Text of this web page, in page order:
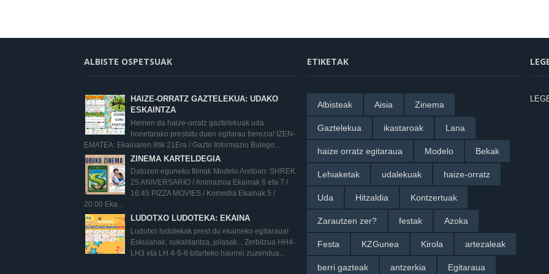
ALBISTE OSPETSUAK
HAIZE-ORRATZ GAZTELEKUA: UDAKO
ESKAINTZA
Hemen da haize-orratz gaztelekuak uda
honetarako prestatu duen egitarau berezia! IZEN-
EMATEA: Ekainaren 8tik 21Era / Gazte Informazio Bulego...
ZINEMA KARTELDEGIA
Datozen eguneko filmak Modelo Aretoan: SHREK
25 ANIVERSARIO / Animazioa Ekainak 6 eta 7 /
16:45 PIZZA MOVIES / Komedia Ekainak 5 /
20:00 Eka...
LUDOTXO LUDOTEKA: EKAINA
Ludotxo ludotekak prest du ekaineko egitaraua!
Eskulanak, sukaldaritza, jolasak... Zerbitzua HH4-
LH3 eta LH 4-5-6 bitarteko haurrei zuzendua...
ETIKETAK
Albisteak Aisia Zinema
Gaztelekua ikastaroak Lana
haize orratz egitaraua Modelo Bekak
Lehiaketak udalekuak haize-orratz
Uda Hitzaldia Kontzertuak
Zarautzen zer? festak Azoka
Festa KZGunea Kirola artezaleak
berri gazteak antzerkia Egitaraua